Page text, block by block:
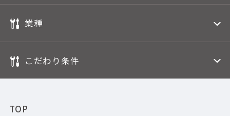
業種
こだわり条件
TOP